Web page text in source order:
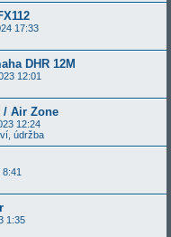
17:33
DHR 12M
12:01
/ Air Zone
12:24
údržba
1:35